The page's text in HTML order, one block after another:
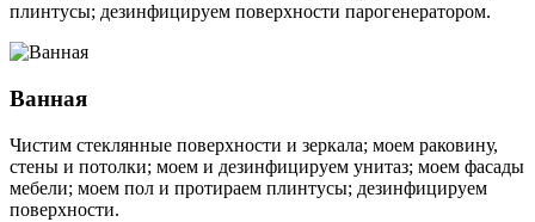
плинтусы; дезинфицируем поверхности парогенератором.
Ванная
Чистим стеклянные поверхности и зеркала; моем раковину,
стены и потолки; моем и дезинфицируем унитаз; моем фасады
мебели; моем пол и протираем плинтусы; дезинфицируем
поверхности.